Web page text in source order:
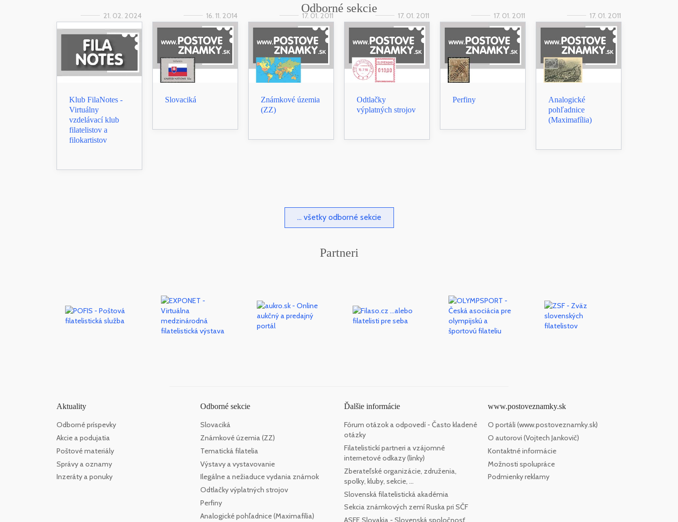
Odborné sekcie
21. 02. 2024
Klub FilaNotes -
Virtuálny
vzdelávací klub
filatelistov a
filokartistov
16. 11. 2014
Slovaciká
17. 01. 2011
Známkové územia
(ZZ)
17. 01. 2011
Odtlačky
výplatných strojov
17. 01. 2011
Perfiny
17. 01. 2011
Analogické
pohľadnice
(Maximafília)
... všetky odborné sekcie
Partneri
Aktuality
Odborné príspevky
Akcie a podujatia
Poštové materiály
Správy a oznamy
Inzeráty a ponuky
Odborné sekcie
Slovaciká
Známkové územia (ZZ)
Tematická filatelia
Výstavy a vystavovanie
Ilegálne a nežiaduce vydania známok
Odtlačky výplatných strojov
Perfiny
Analogické pohľadnice (Maximafília)
Ďalšie informácie
Fórum otázok a odpovedí - Často kladené
otázky
Filatelistickí partneri a vzájomné
internetové odkazy (linky)
Zberateľské organizácie, združenia,
spolky, kluby, sekcie, ...
Slovenská filatelistická akadémia
Sekcia známkových zemí Ruska pri SČF
ASFE Slovakia - Slovenská spoločnosť
www.postoveznamky.sk
O portáli (www.postoveznamky.sk)
O autorovi (Vojtech Jankovič)
Kontaktné informácie
Možnosti spolupráce
Podmienky reklamy